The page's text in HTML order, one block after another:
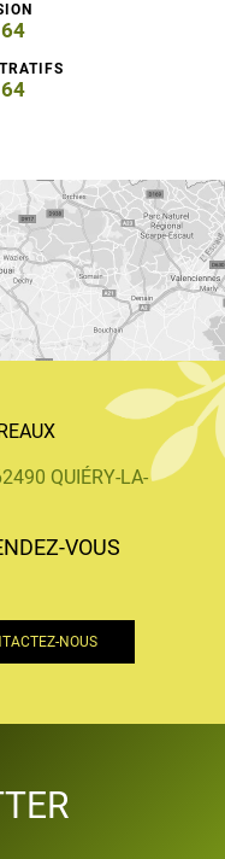
QUIÉRY-LA-
VOUS
NOUS